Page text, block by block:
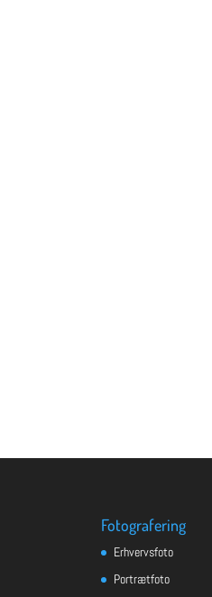
Fotografering
Erhvervsfoto
Portrætfoto